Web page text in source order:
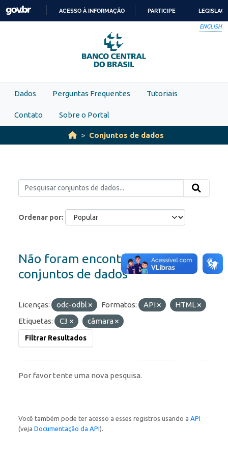
Skip to main content
PARA
O
CONTEÚDO
ACESSO À INFORMAÇÃO PARTICIPE
ENGLISH
Dados Perguntas Frequentes Tutoriais
Contato Sobre o Portal
Conjuntos de dados
Ordenar por
Não foram encontrados
conjuntos de dados
Licenças: odc-odbl Formatos: API
HTML
Etiquetas:
C3 câmara
Filtrar Resultados
Por favor tente uma nova pesquisa.
Você também pode ter acesso a esses registros usando a API
(veja Documentação da API).